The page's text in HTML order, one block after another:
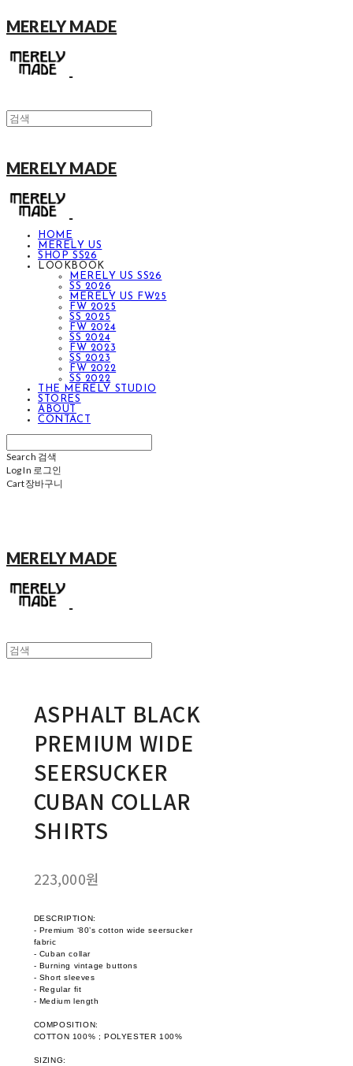
MERELY MADE
MERELY MADE
HOME
MERELY US
SHOP SS26
LOOKBOOK
MERELY US SS26
SS 2026
MERELY US FW25
FW 2025
SS 2025
FW 2024
SS 2024
FW 2023
SS 2023
FW 2022
SS 2022
THE MERELY STUDIO
STORES
ABOUT
CONTACT
Search 검색
Log In 로그인
Cart장바구니
MERELY MADE
ASPHALT BLACK
PREMIUM WIDE
SEERSUCKER
CUBAN COLLAR
SHIRTS
223,000원
DESCRIPTION:
- Premium ‘80’s cotton wide seersucker
fabric
- Cuban collar
- Burning vintage buttons
- Short sleeves
- Regular fit
- Medium length
COMPOSITION:
COTTON 100% ; POLYESTER 100%
SIZING: